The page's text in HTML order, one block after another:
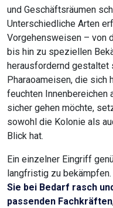
und Geschäftsräumen
Unterschiedliche Arten
Vorgehensweisen – von
bis hin zu speziellen
herausfordernd gestaltet
Pharaoameisen, die sich
feuchten Innenbereichen
sicher gehen möchte,
sowohl die Kolonie als
Blick hat.
Ein einzelner Eingriff
langfristig zu bekämpfen.
Sie bei Bedarf rasch
passenden Fachkräften